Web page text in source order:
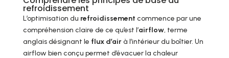
refroidissement
L’optimisation du refroidissement commence par une
compréhension claire de ce qu’est l’airflow, terme
anglais désignant le flux d’airà l’intérieur du boîtier. Un
airflow bien conçu permet d’évacuer la chaleur